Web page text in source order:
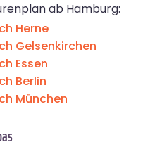
ab Hamburg:
Herne
Gelsenkirchen
Essen
Berlin
München